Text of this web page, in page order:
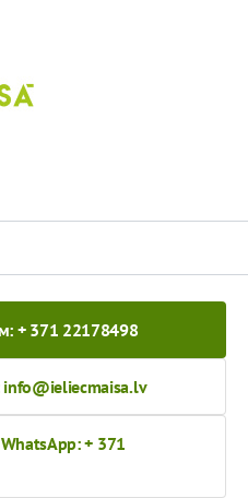
+ 371 22178498
info@ieliecmaisa.lv
+ 371